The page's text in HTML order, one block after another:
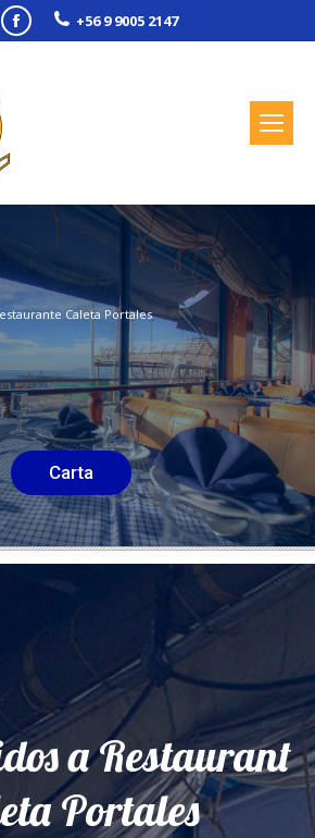
Facebook+56 9 9005 2147
Carta
Caleta Portales
a Restaurant
Portales